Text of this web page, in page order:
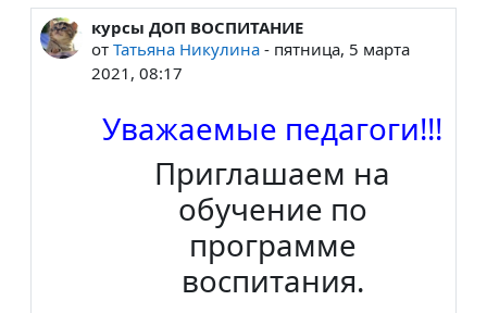
курсы ДОП ВОСПИТАНИЕ
от Татьяна Никулина- пятница, 5 марта
2021, 08:17
Количество ответов: 0
Уважаемые педагоги!!!
Приглашаем на
обучение по
программе
воспитания.